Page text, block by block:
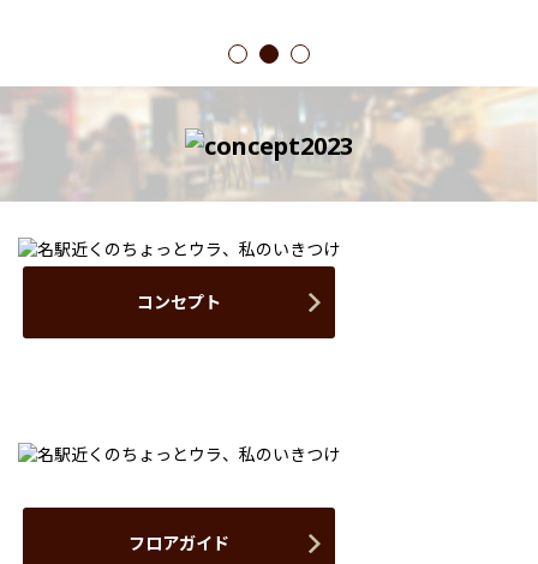
1 2 3
コンセプト
フロアガイド